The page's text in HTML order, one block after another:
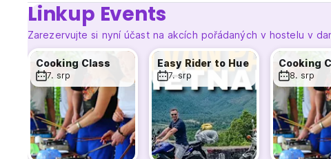
1. Storno zdarma do 1 dne před příjezdem.
2. Check-in od 13:00 do 21:00.
3. Check-out do 11:00.
4. Platba při příjezdu v hotovosti nebo kreditní kartou (5%
5. Daně: zahrnuty.
6. Snídaně: zahrnuta.
7. Rodinná večeře: 90k (není zahrnuta).
8. Kouření na pokojích není povoleno, k dispozici je vyhrazený
9. Otevírací doba recepce: 8:00–17:00.
10. Děti mladší 16 let nejsou povoleny.
11. Hosté starší 50 let nejsou přijímáni.
Linkup Events
Zarezervujte si nyní účast na akcích pořádaných v hostelu v
Cooking Class
7. srp
Easy Rider to Hue
7. srp
Cooking
8. srp